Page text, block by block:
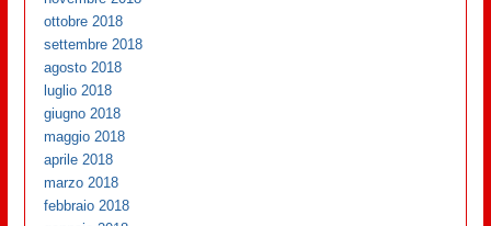
ottobre 2018
settembre 2018
agosto 2018
luglio 2018
giugno 2018
maggio 2018
aprile 2018
marzo 2018
febbraio 2018